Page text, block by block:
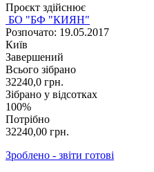
Проєкт здійснює
БО "БФ "КИЯН"
Розпочато: 19.05.2017
Київ
Завершений
Всього зібрано
32240,0 грн.
Зібрано у відсотках
100%
Потрібно
32240,00 грн.
Зроблено - звіти готові